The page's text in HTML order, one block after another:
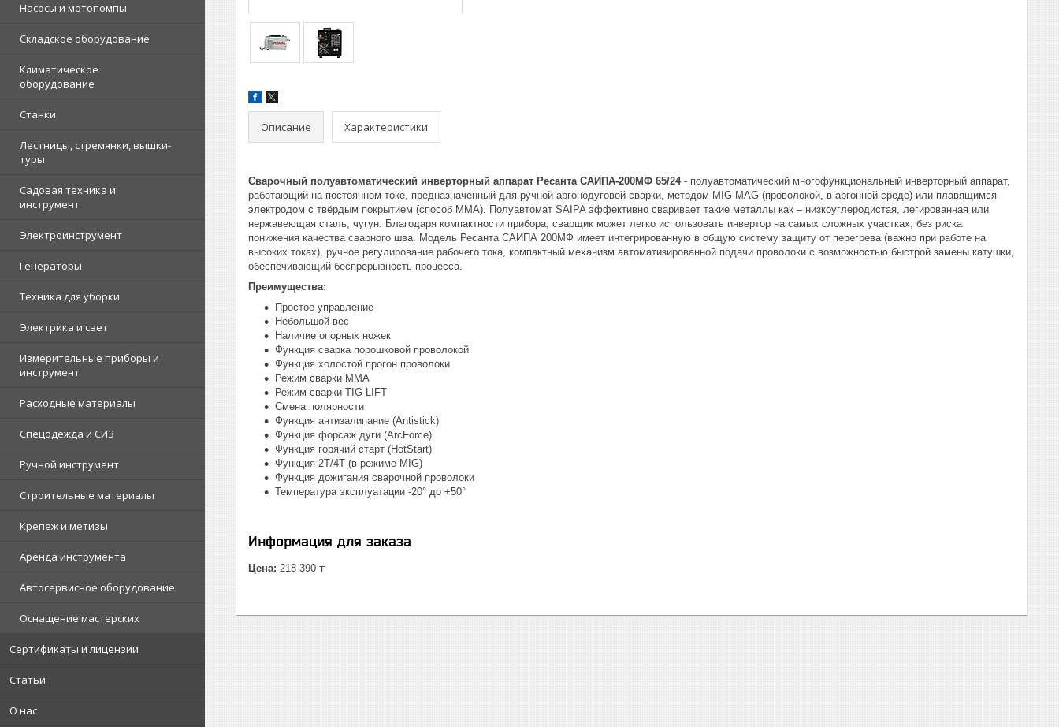
Насосы и мотопомпы
Складское оборудование
Климатическое
оборудование
Станки
Лестницы, стремянки, вышки-
туры
Садовая техника и
инструмент
Электроинструмент
Генераторы
Техника для уборки
Электрика и свет
Измерительные приборы и
инструмент
Расходные материалы
Спецодежда и СИЗ
Ручной инструмент
Строительные материалы
Крепеж и метизы
Аренда инструмента
Автосервисное оборудование
Оснащение мастерских
Сертификаты и лицензии
Статьи
О нас
Описание Характеристики
Сварочный полуавтоматический инверторный аппарат Ресанта САИПА-200МФ 65/24- полуавтоматический многофункциональный инверторный аппарат,
работающий на постоянном токе, предназначенный для ручной аргонодуговой сварки, методом MIG MAG (проволокой, в аргонной среде) или плавящимся
электродом с твёрдым покрытием (способ ММА). Полуавтомат SAIPA эффективно сваривает такие металлы как – низкоуглеродистая, легированная или
нержавеющая сталь, чугун. Благодаря компактности прибора, сварщик может легко использовать инвертор на самых сложных участках, без риска
понижения качества сварного шва. Модель Ресанта САИПА 200МФ имеет интегрированную в общую систему защиту от перегрева (важно при работе на
высоких токах), ручное регулирование рабочего тока, компактный механизм автоматизированной подачи проволоки с возможностью быстрой замены катушки,
обеспечивающий беспрерывность процесса.
Преимущества:
Простое управление
Небольшой вес
Наличие опорных ножек
Функция сварка порошковой проволокой
Функция холостой прогон проволоки
Режим сварки ММА
Режим сварки TIG LIFT
Cмена полярности
Функция антизалипание (Antistick)
Функция форсаж дуги (ArcForce)
Функция горячий старт (HotStart)
Функция 2Т/4Т (в режиме MIG)
Функция дожигания сварочной проволоки
Температура эксплуатации -20° до +50°
Информация для заказа
Цена: 218 390 ₸